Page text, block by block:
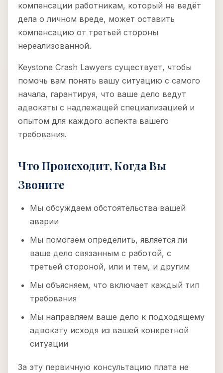
компенсации работникам, который не ведёт
дела о личном вреде, может оставить
компенсацию от третьей стороны
нереализованной.
Keystone Crash Lawyers существует, чтобы
помочь вам понять вашу ситуацию с самого
начала, гарантируя, что ваше дело ведут
адвокаты с надлежащей специализацией и
опытом для каждого аспекта вашего
требования.
Что Происходит, Когда Вы
Звоните
Мы обсуждаем обстоятельства вашей
аварии
Мы помогаем определить, является ли
ваше дело связанным с работой, с
третьей стороной, или и тем, и другим
Мы объясняем, что включает каждый тип
требования
Мы направляем ваше дело к подходящему
адвокату исходя из вашей конкретной
ситуации
За эту первичную консультацию плата не